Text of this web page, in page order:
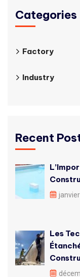
Categories
Factory
Industry
Recent
Les